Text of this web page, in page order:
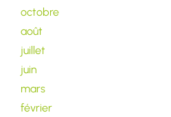
octobre
août
juillet
juin
mars
février